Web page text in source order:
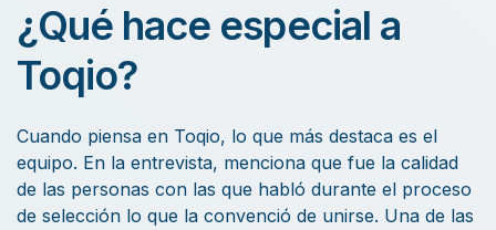
¿Qué hace especial a
Toqio?
Cuando piensa en Toqio, lo que más destaca es el
equipo. En la entrevista, menciona que fue la calidad
de las personas con las que habló durante el proceso
de selección lo que la convenció de unirse. Una de las